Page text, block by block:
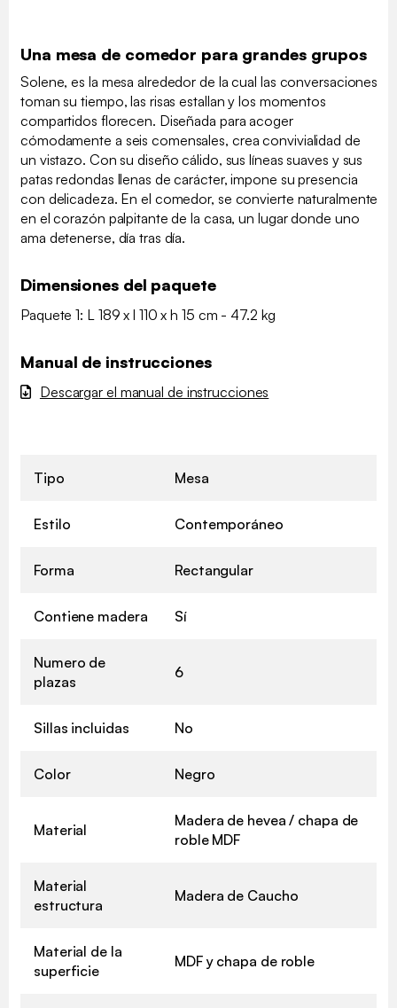
Una mesa de comedor para grandes grupos
Solene, es la mesa alrededor de la cual las conversaciones
toman su tiempo, las risas estallan y los momentos
compartidos florecen. Diseñada para acoger
cómodamente a seis comensales, crea convivialidad de
un vistazo. Con su diseño cálido, sus líneas suaves y sus
patas redondas llenas de carácter, impone su presencia
con delicadeza. En el comedor, se convierte naturalmente
en el corazón palpitante de la casa, un lugar donde uno
ama detenerse, día tras día.
Dimensiones del paquete
Paquete 1: L 189 x l 110 x h 15 cm - 47.2 kg
Manual de instrucciones
Descargar el manual de instrucciones
Tipo Mesa
Estilo Contemporáneo
Forma Rectangular
Contiene madera Sí
Numero de
plazas
6
Sillas incluidas No
Color Negro
Material
Madera de hevea / chapa de
roble MDF
Material
estructura
Madera de Caucho
Material de la
superficie
MDF y chapa de roble